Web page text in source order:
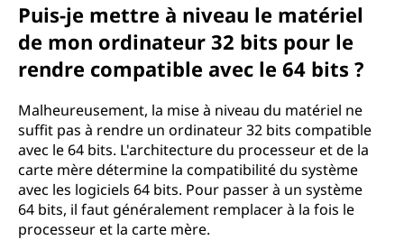
Puis-je mettre à niveau le matériel
de mon ordinateur 32 bits pour le
rendre compatible avec le 64 bits ?
Malheureusement, la mise à niveau du matériel ne
suffit pas à rendre un ordinateur 32 bits compatible
avec le 64 bits. L'architecture du processeur et de la
carte mère détermine la compatibilité du système
avec les logiciels 64 bits. Pour passer à un système
64 bits, il faut généralement remplacer à la fois le
processeur et la carte mère.